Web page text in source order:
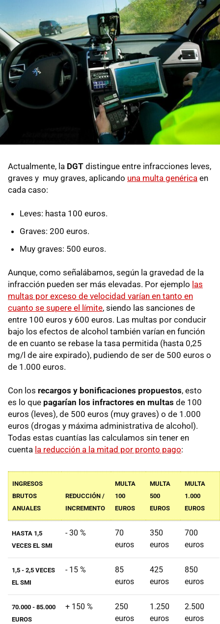
Actualmente, la DGT distingue entre infracciones leves,
graves y muy graves, aplicando una multa genérica en
cada caso:
Leves: hasta 100 euros.
Graves: 200 euros.
Muy graves: 500 euros.
Aunque, como señalábamos, según la gravedad de la
infracción pueden ser más elevadas. Por ejemplo las
multas por exceso de velocidad varían en tanto en
cuanto se supere el límite, siendo las sanciones de
entre 100 euros y 600 euros. Las multas por conducir
bajo los efectos de alcohol también varían en función
de en cuanto se rebase la tasa permitida (hasta 0,25
mg/l de aire expirado), pudiendo de ser de 500 euros o
de 1.000 euros.
Con los recargos y bonificaciones propuestos, esto
es lo que pagarían los infractores en multas de 100
euros (leves), de 500 euros (muy graves) o de 1.000
euros (drogas y máxima administrativa de alcohol).
Todas estas cuantías las calculamos sin tener en
cuenta la reducción a la mitad por pronto pago:
INGRESOS
BRUTOS
ANUALES
REDUCCIÓN /
INCREMENTO
MULTA
100
EUROS
MULTA
500
EUROS
MULTA
1.000
EUROS
HASTA 1,5
VECES EL SMI
- 30 %
70
euros
350
euros
700
euros
1,5 - 2,5 VECES
EL SMI
- 15 %
85
euros
425
euros
850
euros
70.000 - 85.000
EUROS
+ 150 %
250
euros
1.250
euros
2.500
euros